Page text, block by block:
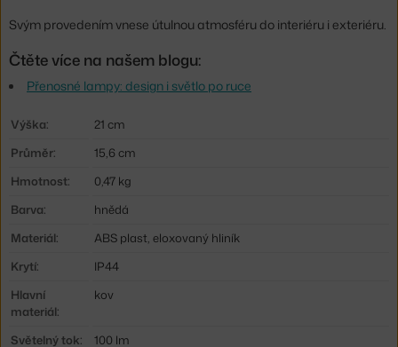
Svým provedením vnese útulnou atmosféru do interiéru i exteriéru.
Čtěte více na našem blogu:
Přenosné lampy: design i světlo po ruce
Výška:
21 cm
Průměr:
15,6 cm
Hmotnost:
0,47 kg
Barva:
hnědá
Materiál:
ABS plast, eloxovaný hliník
Krytí:
IP44
Hlavní
materiál:
kov
Světelný tok:
100 lm